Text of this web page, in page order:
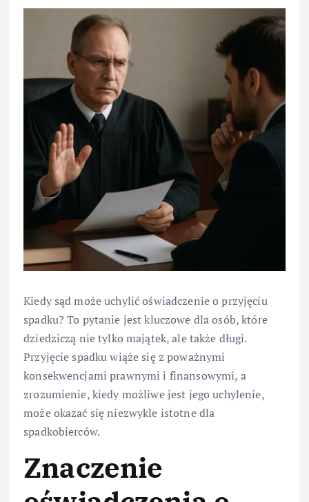
Kiedy sąd może uchylić oświadczenie o przyjęciu
spadku? To pytanie jest kluczowe dla osób, które
dziedziczą nie tylko majątek, ale także długi.
Przyjęcie spadku wiąże się z poważnymi
konsekwencjami prawnymi i finansowymi, a
zrozumienie, kiedy możliwe jest jego uchylenie,
może okazać się niezwykle istotne dla
spadkobierców.
Znaczenie